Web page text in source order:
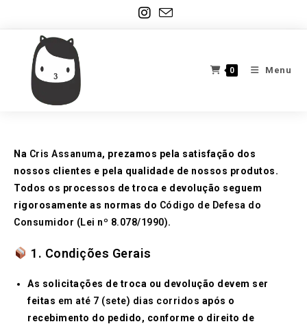
conteúdo
0 Menu
Na Cris Assanuma, prezamos pela satisfação dos
nossos clientes e pela qualidade de nossos produtos.
Todos os processos de troca e devolução seguem
rigorosamente as normas do Código de Defesa do
Consumidor (Lei nº 8.078/1990).
1. Condições Gerais
As solicitações de troca ou devolução devem ser
feitas em até 7 (sete) dias corridos após o
recebimento do pedido, conforme o direito de